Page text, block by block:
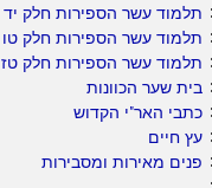
תלמוד עשר הספירות חלק יד
תלמוד עשר הספירות חלק טו
תלמוד עשר הספירות חלק טז
בית שער הכוונות
כתבי האר"י הקדוש
עץ חיים
פנים מאירות ומסבירות